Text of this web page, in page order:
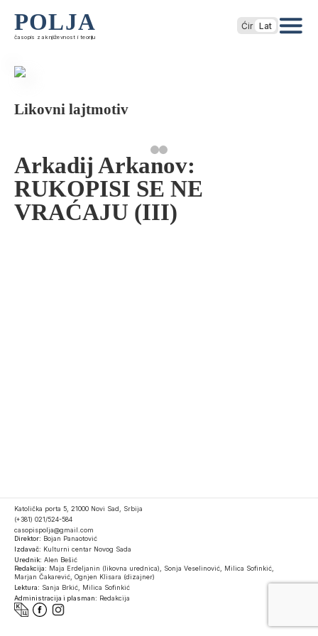
POLJA
časopis za književnost i teoriju
Ćir Lat
Likovni lajtmotiv
Arkadij Arkanov:
RUKOPISI SE NE
VRAĆAJU (III)
Katolička porta 5, 21000 Novi Sad, Srbija
(+381) 021/524-584
casopispolja@gmail.com
Direktor: Bojan Panaotović
Izdavač: Kulturni centar Novog Sada
Urednik: Alen Bešić
Redakcija: Maja Erdeljanin (likovna urednica), Sonja Veselinović, Milica Sofinkić,
Marjan Čakarević, Ognjen Klisara (dizajner)
Lektura: Sanja Brkić, Milica Sofinkić
Administracija i plasman: Redakcija